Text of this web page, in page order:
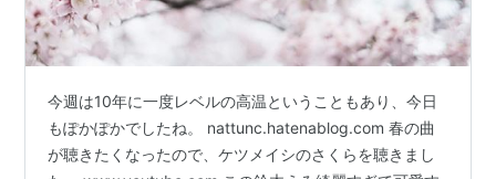
今週は10年に一度レベルの高温ということもあり、今日
もぽかぽかでしたね。 nattunc.hatenablog.com 春の曲
が聴きたくなったので、ケツメイシのさくらを聴きまし